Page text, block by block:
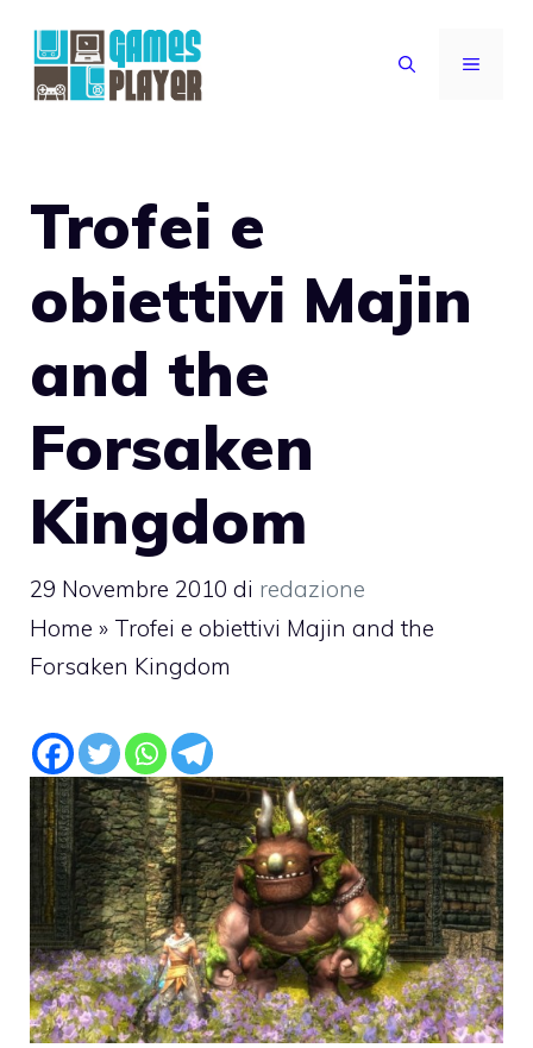
contenuto
MENU
Trofei e
obiettivi Majin
and the
Forsaken
Kingdom
29 Novembre 2010 di redazione
Home » Trofei e obiettivi Majin and the
Forsaken Kingdom